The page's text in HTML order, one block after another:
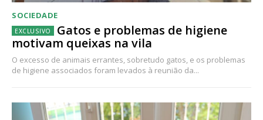
SOCIEDADE
Gatos e problemas de higiene
motivam queixas na vila
O excesso de animais errantes, sobretudo gatos, e os problemas
de higiene associados foram levados à reunião da...